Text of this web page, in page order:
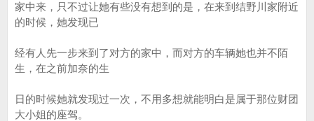
家中来，只不过让她有些没有想到的是，在来到结野川家附近
的时候，她发现已
经有人先一步来到了对方的家中，而对方的车辆她也并不陌
生，在之前加奈的生
日的时候她就发现过一次，不用多想就能明白是属于那位财团
大小姐的座驾。